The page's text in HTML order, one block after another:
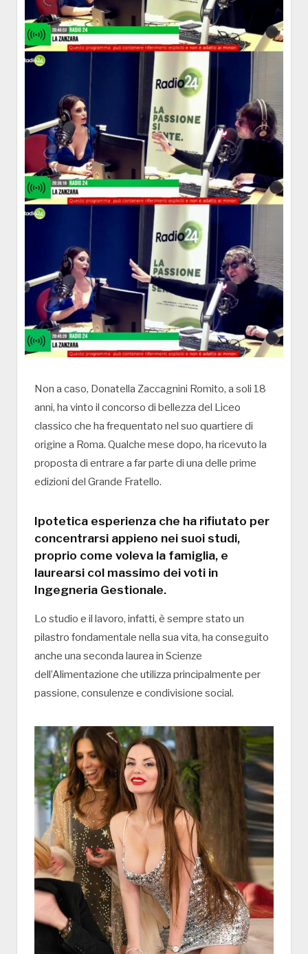
Non a caso, Donatella Zaccagnini Romito, a soli 18
anni, ha vinto il concorso di bellezza del Liceo
classico che ha frequentato nel suo quartiere di
origine a Roma. Qualche mese dopo, ha ricevuto la
proposta di entrare a far parte di una delle prime
edizioni del Grande Fratello.
Ipotetica esperienza che ha rifiutato per
concentrarsi appieno nei suoi studi,
proprio come voleva la famiglia, e
laurearsi col massimo dei voti in
Ingegneria Gestionale.
Lo studio e il lavoro, infatti, è sempre stato un
pilastro fondamentale nella sua vita, ha conseguito
anche una seconda laurea in Scienze
dell’Alimentazione che utilizza principalmente per
passione, consulenze e condivisione social.